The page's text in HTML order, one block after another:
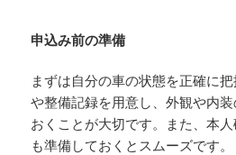
申込み前の準備
まずは自分の車の状態を正確に
や整備記録を用意し、外観や内
おくことが大切です。また、本
も準備しておくとスムーズです。